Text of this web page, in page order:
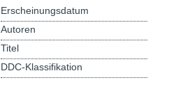
Erscheinungsdatum
Autoren
Titel
DDC-Klassifikation